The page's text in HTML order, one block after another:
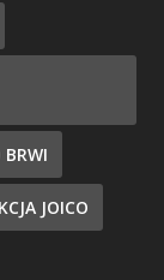
BRWI
JOICO